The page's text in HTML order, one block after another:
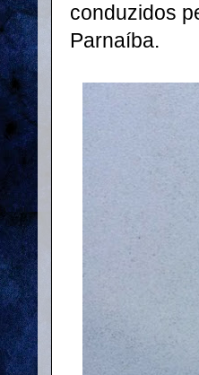
conduzidos
Parnaíba.